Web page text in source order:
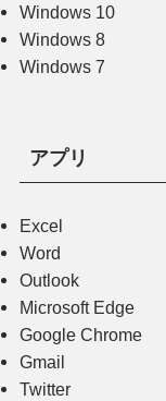
Windows 10
Windows 8
Windows 7
アプリ
Excel
Word
Outlook
Microsoft Edge
Google Chrome
Gmail
Twitter